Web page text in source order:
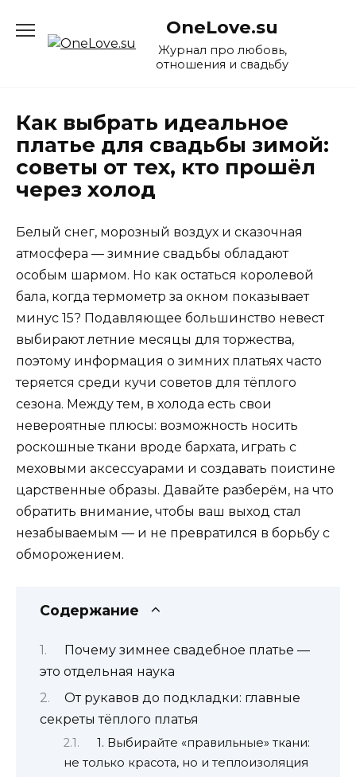
содержанию
OneLove.su
Журнал про любовь,
отношения и свадьбу
Как выбрать идеальное
платье для свадьбы зимой:
советы от тех, кто прошёл
через холод
Белый снег, морозный воздух и сказочная
атмосфера — зимние свадьбы обладают
особым шармом. Но как остаться королевой
бала, когда термометр за окном показывает
минус 15? Подавляющее большинство невест
выбирают летние месяцы для торжества,
поэтому информация о зимних платьях часто
теряется среди кучи советов для тёплого
сезона. Между тем, в холода есть свои
невероятные плюсы: возможность носить
роскошные ткани вроде бархата, играть с
меховыми аксессуарами и создавать поистине
царственные образы. Давайте разберём, на что
обратить внимание, чтобы ваш выход стал
незабываемым — и не превратился в борьбу с
обморожением.
Содержание
Почему зимнее свадебное платье —
это отдельная наука
От рукавов до подкладки: главные
секреты тёплого платья
1. Выбирайте «правильные» ткани:
не только красота, но и теплоизоляция